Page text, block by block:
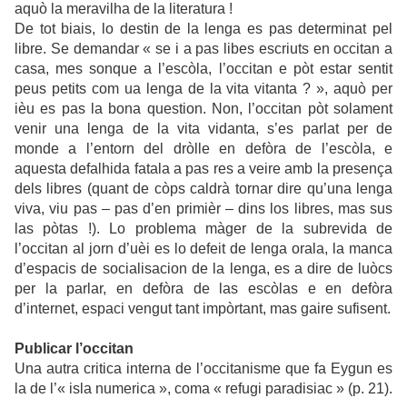
aquò la meravilha de la literatura !
De tot biais, lo destin de la lenga es pas determinat pel
libre. Se demandar « se i a pas libes escriuts en occitan a
casa, mes sonque a l’escòla, l’occitan e pòt estar sentit
peus petits com ua lenga de la vita vitanta ? », aquò per
ièu es pas la bona question. Non, l’occitan pòt solament
venir una lenga de la vita vidanta, s’es parlat per de
monde a l’entorn del dròlle en defòra de l’escòla, e
aquesta defalhida fatala a pas res a veire amb la presença
dels libres (quant de còps caldrà tornar dire qu’una lenga
viva, viu pas – pas d’en primièr – dins los libres, mas sus
las pòtas !). Lo problema màger de la subrevida de
l’occitan al jorn d’uèi es lo defeit de lenga orala, la manca
d’espacis de socialisacion de la lenga, es a dire de luòcs
per la parlar, en defòra de las escòlas e en defòra
d’internet, espaci vengut tant impòrtant, mas gaire sufisent.
Publicar l’occitan
Una autra critica interna de l’occitanisme que fa Eygun es
la de l’« isla numerica », coma « refugi paradisiac » (p. 21).